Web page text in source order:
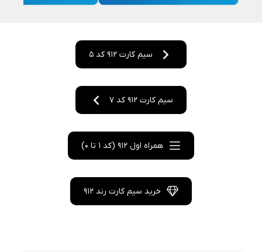
سیم کارت 912 کد 5
سیم کارت 912 کد 7
همراه اول 912 (کد 1 تا 0)
خرید سیم کارت رند 912